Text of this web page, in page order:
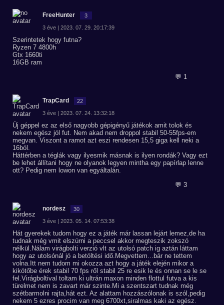
FreeHunter 3
3 éve | 2023. 07. 29. 20:17:39
Szerintetek hogy futna?
Ryzen 7 4800h
Gtx 1660ti
16GB ram
💬 1
TrapCard 22
3 éve | 2023. 07. 24. 13:32:18
Új géppel ez az első nagyobb gépigényű játékok amit tolok és
nekem egész jól fut. Nem akad nem droppol stabil 50-55fps-em
megvan. Viszont a ramot azt eszi rendesen 15,5 giga kell neki a
16ból.
Háttérben a téglák vagy ilyesmik másnak is ilyen rondák? Vagy ezt
be lehet állítani hogy ne olyanok legyen mintha egy papírlap lenne
ott? Pedig nem lowon van egyáltalán.
💬 3
nordesz 30
3 éve | 2023. 05. 14. 07:53:38
Hát gyerekek tudom hogy ez a játék már lassan lejárt lemez,de ha
tudnak még vmit elszúrni a peccsel akkor megteszik zokszó
nélkül.Nálam virágbolti verzió vlt az utolsó patch ig aztán láttam
hogy az utolsónál jó a betöltési idő.Megvettem...bár ne tettem
volna.Itt nem tudom mi okozza azt hogy a játék elején mikor a
kikötőbe érek stabil 70 fps ről stabil 25 re esik le és onnan se le se
fel.Virágboltival toltam ki ultrán maxon minden flottul futva a kis
türelmet nem is zavart már szinte.Mi a szentszart tudnak még
szétbarmolni rajta,hát ezt. Az alattam hozzászólonak is szól,pedig
nekem 5 ezres procim van meg 6700xt,siralmas kaki az egész.